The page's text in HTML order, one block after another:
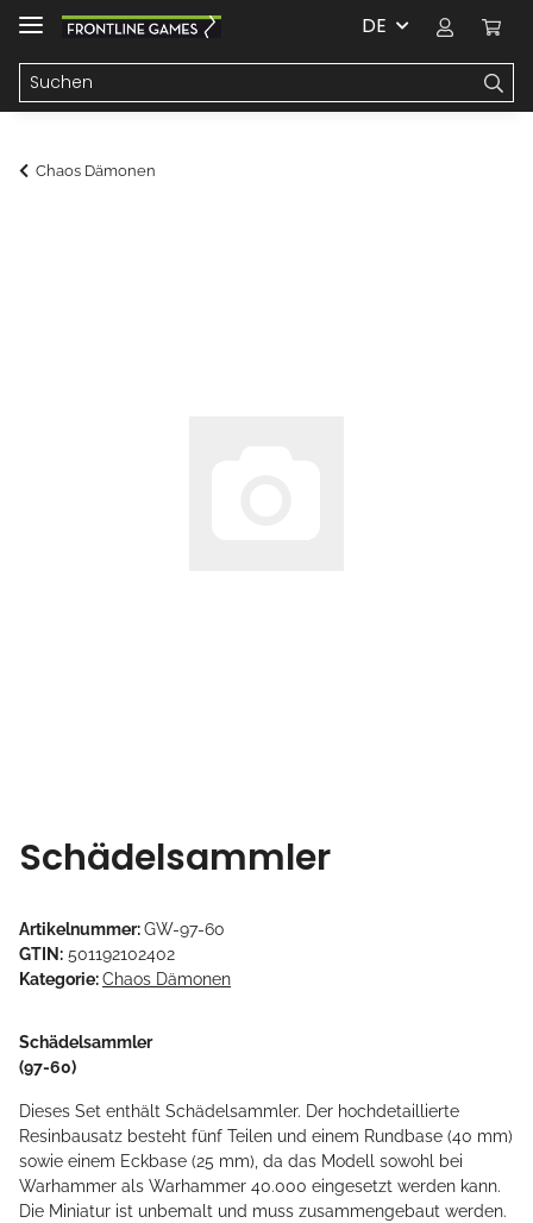
DE
Chaos Dämonen
Schädelsammler
Artikelnummer:GW-97-60
GTIN: 501192102402
Kategorie:Chaos Dämonen
Schädelsammler
(97-60)
Dieses Set enthält Schädelsammler. Der hochdetaillierte
Resinbausatz besteht fünf Teilen und einem Rundbase (40 mm)
sowie einem Eckbase (25 mm), da das Modell sowohl bei
Warhammer als Warhammer 40.000 eingesetzt werden kann.
Die Miniatur ist unbemalt und muss zusammengebaut werden.